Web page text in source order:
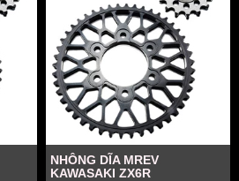
NHÔNG DĨA MREV
KAWASAKI ZX6R